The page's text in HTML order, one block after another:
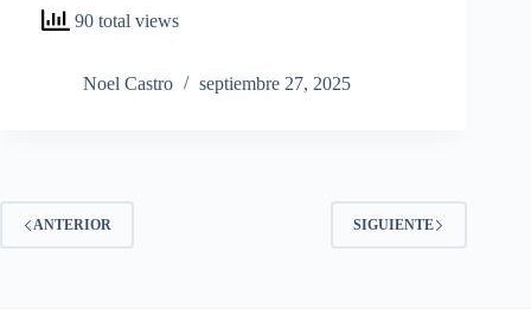
90 total views
Noel Castro septiembre 27, 2025
ANTERIOR SIGUIENTE